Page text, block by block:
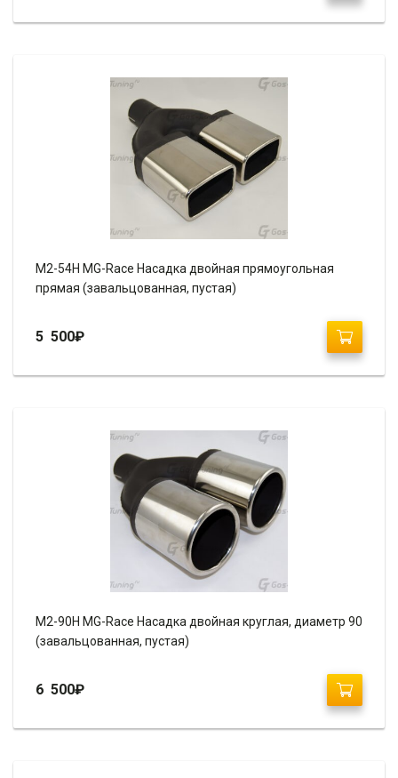
M2-54H MG-Race Насадка двойная прямоугольная
прямая (завальцованная, пустая)
5 500₽
М2-90H MG-Race Насадка двойная круглая, диаметр 90
(завальцованная, пустая)
6 500₽